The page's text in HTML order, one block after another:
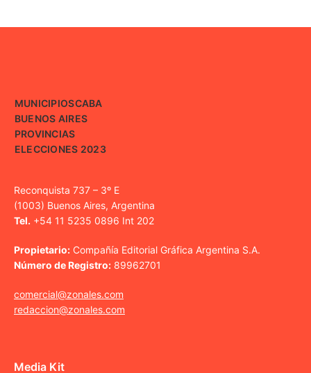
MUNICIPIOSCABA
BUENOS AIRES
PROVINCIAS
ELECCIONES 2023
Reconquista 737 – 3º E
(1003) Buenos Aires, Argentina
Tel. +54 11 5235 0896 Int 202
Propietario: Compañía Editorial Gráfica Argentina S.A.
Número de Registro: 89962701
comercial@zonales.com
redaccion@zonales.com
Media Kit